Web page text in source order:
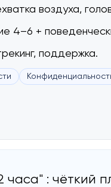
воздуха,
4–6 +
поддержка.
: чёткий